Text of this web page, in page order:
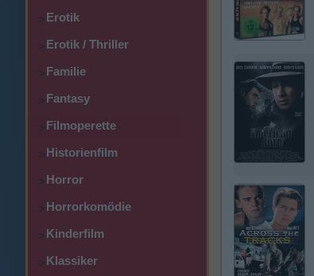
>Erotik
>Erotik / Thriller
>Familie
>Fantasy
>Filmoperette
>Historienfilm
>Horror
>Horrorkomödie
>Kinderfilm
>Klassiker